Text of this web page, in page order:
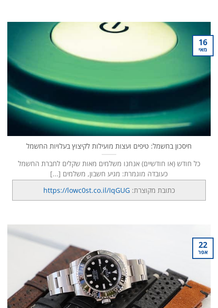
חיסכון בחשמל: טיפים ועצות מועילות לקיצוץ בעלויות החשמל
כל חודש (או חודשיים) אנחנו משלמים מאות שקלים לחברת החשמל
כעובדה מוגמרת: מגיע חשבון, משלמים [...]
כתובת מקוצרת:https://lowc0st.co.il/IqGUG
16
מאי
22
אפר